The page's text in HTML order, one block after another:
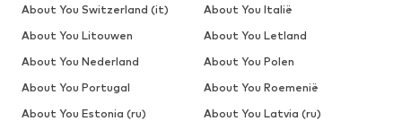
About You Switzerland (it)
About You Italië
About You Litouwen
About You Letland
About You Nederland
About You Polen
About You Portugal
About You Roemenië
About You Estonia (ru)
About You Latvia (ru)